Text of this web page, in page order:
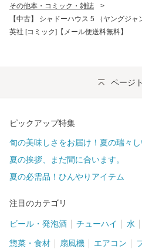
その他本・コミック・雑誌
>
【中古】 シャドーハウス 5 （ヤングジ
英社 [コミック]【メール便送料無料】
ページ
ピックアップ特集
旬の美味しさをお届け！夏の瑞々
夏の挨拶、まだ間に合います。
夏の必需品！ひんやりアイテム
注目のカテゴリ
ビール・発泡酒 チューハイ 水
惣菜・食材 扇風機 エアコン